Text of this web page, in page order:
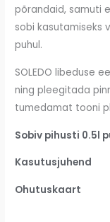
põrandaid, samuti
sobi kasutamiseks
puhul.
SOLEDO libeduse
ning pleegitada
tumedamat tooni
Sobiv pihusti 0.5l
Kasutusjuhend
Ohutuskaart